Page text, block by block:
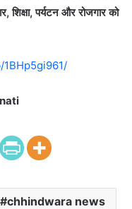
शिक्षा, पर्यटन और रोजगार को
chhindwara news